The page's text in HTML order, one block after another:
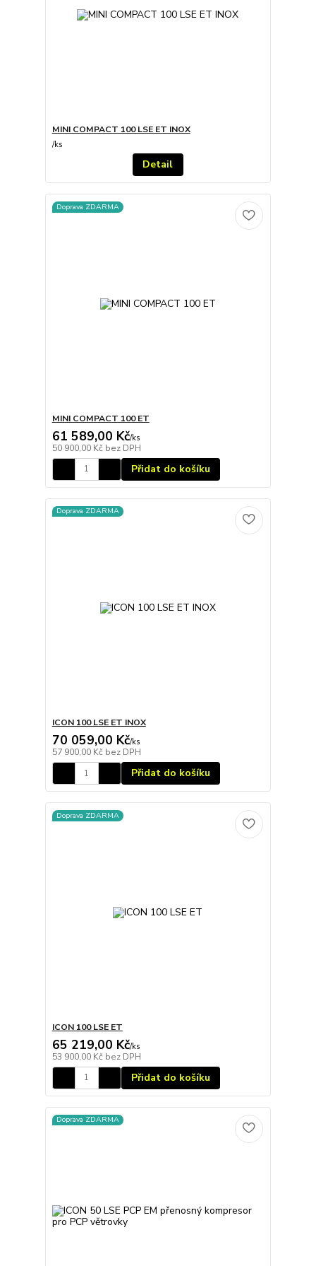
MINI COMPACT 100 LSE ET INOX
/ks
Detail
Doprava ZDARMA
MINI COMPACT 100 ET
61 589,00 Kč/ks
50 900,00 Kč bez DPH
Přidat do košíku
Doprava ZDARMA
ICON 100 LSE ET INOX
70 059,00 Kč/ks
57 900,00 Kč bez DPH
Přidat do košíku
Doprava ZDARMA
ICON 100 LSE ET
65 219,00 Kč/ks
53 900,00 Kč bez DPH
Přidat do košíku
Doprava ZDARMA